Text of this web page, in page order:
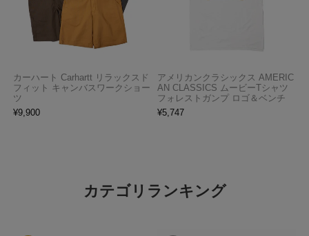
カーハート Carhartt リラックスド
フィット キャンバスワークショー
ツ
¥9,900
アメリカンクラシックス AMERIC
AN CLASSICS ムービーTシャツ
フォレストガンプ ロゴ＆ベンチ
¥5,747
カテゴリランキング